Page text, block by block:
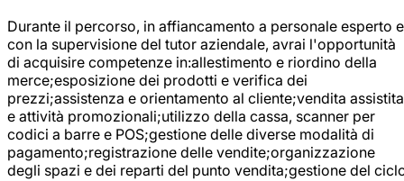
Durante il percorso, in affiancamento a personale esperto e
con la supervisione del tutor aziendale, avrai l'opportunità
di acquisire competenze in:allestimento e riordino della
merce;esposizione dei prodotti e verifica dei
prezzi;assistenza e orientamento al cliente;vendita assistita
e attività promozionali;utilizzo della cassa, scanner per
codici a barre e POS;gestione delle diverse modalità di
pagamento;registrazione delle vendite;organizzazione
degli spazi e dei reparti del punto vendita;gestione del